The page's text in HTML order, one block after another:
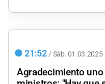
21:52 / Sáb. 01.03.2025
Agradecimiento